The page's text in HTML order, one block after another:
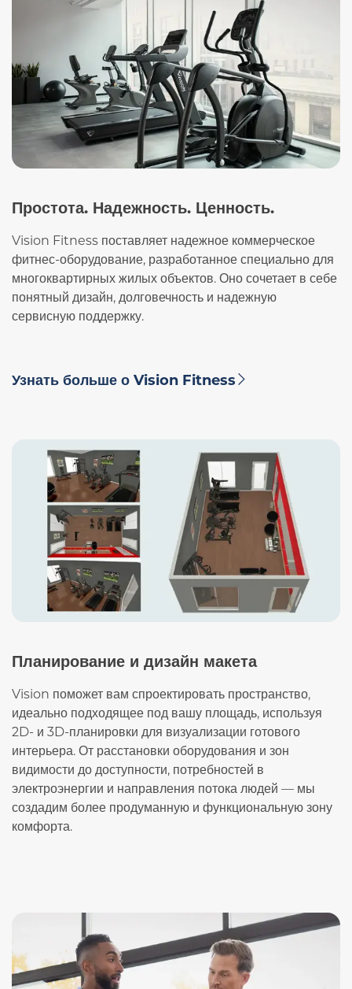
Простота. Надежность. Ценность.
Vision Fitness поставляет надежное коммерческое
фитнес-оборудование, разработанное специально для
многоквартирных жилых объектов. Оно сочетает в себе
понятный дизайн, долговечность и надежную
сервисную поддержку.
Узнать больше о Vision Fitness
Планирование и дизайн макета
Vision поможет вам спроектировать пространство,
идеально подходящее под вашу площадь, используя
2D- и 3D-планировки для визуализации готового
интерьера. От расстановки оборудования и зон
видимости до доступности, потребностей в
электроэнергии и направления потока людей — мы
создадим более продуманную и функциональную зону
комфорта.